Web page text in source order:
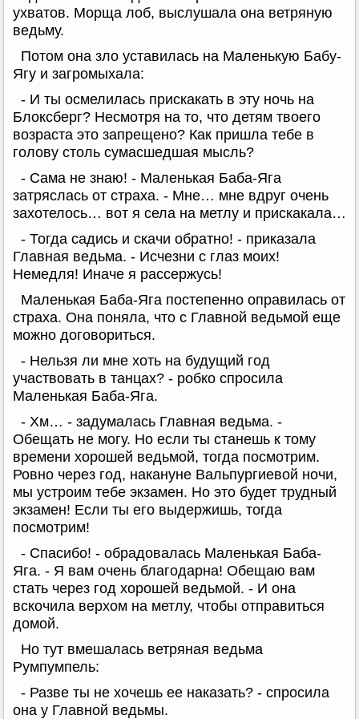
ухватов. Морща лоб, выслушала она ветряную
ведьму.
Потом она зло уставилась на Маленькую Бабу-
Ягу и загромыхала:
- И ты осмелилась прискакать в эту ночь на
Блоксберг? Несмотря на то, что детям твоего
возраста это запрещено? Как пришла тебе в
голову столь сумасшедшая мысль?
- Сама не знаю! - Маленькая Баба-Яга
затряслась от страха. - Мне… мне вдруг очень
захотелось… вот я села на метлу и прискакала…
- Тогда садись и скачи обратно! - приказала
Главная ведьма. - Исчезни с глаз моих!
Немедля! Иначе я рассержусь!
Маленькая Баба-Яга постепенно оправилась от
страха. Она поняла, что с Главной ведьмой еще
можно договориться.
- Нельзя ли мне хоть на будущий год
участвовать в танцах? - робко спросила
Маленькая Баба-Яга.
- Хм… - задумалась Главная ведьма. -
Обещать не могу. Но если ты станешь к тому
времени хорошей ведьмой, тогда посмотрим.
Ровно через год, накануне Вальпургиевой ночи,
мы устроим тебе экзамен. Но это будет трудный
экзамен! Если ты его выдержишь, тогда
посмотрим!
- Спасибо! - обрадовалась Маленькая Баба-
Яга. - Я вам очень благодарна! Обещаю вам
стать через год хорошей ведьмой. - И она
вскочила верхом на метлу, чтобы отправиться
домой.
Но тут вмешалась ветряная ведьма
Румпумпель:
- Разве ты не хочешь ее наказать? - спросила
она у Главной ведьмы.